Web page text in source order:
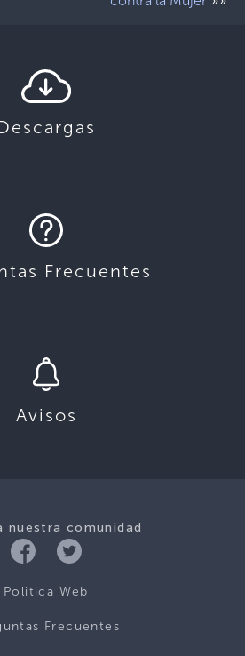
Frecuentes
Avisos
nuestra comunidad
Politica Web
Frecuentes